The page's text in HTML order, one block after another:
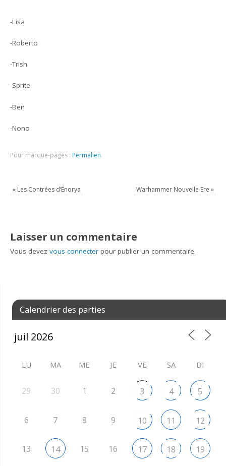
-Lisa
-Roberto
-Trish
-Sprite
-Ben
-Nono
Pour marque-pages : Permalien.
« Les Contrées d’Énorya Warhammer Nouvelle Ere »
Laisser un commentaire
Vous devezvous connecter pour publier un commentaire.
Calendrier des parties
LU MA ME JE VE SA DI
29 30 1 2 3 4 5
6 7 8 9 10 11 12
13 14 15 16 17 18 19